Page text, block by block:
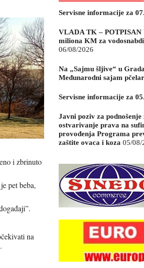
i zbrinuto
pet beba,
na
Servisne informacije za
VLADA TK – POTPISAN
miliona KM za
06/08/2026
Na „Sajmu šljive“ u
Međunarodni sajam
Servisne informacije za
Javni poziv za podnošenje
ostvarivanje prava na
provođenja Programa
zaštite ovaca i koza 05/08/